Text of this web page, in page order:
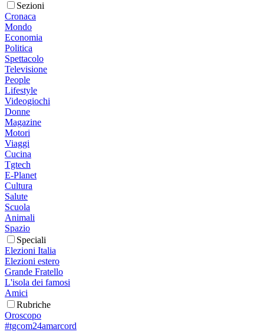
Sezioni
Cronaca
Mondo
Economia
Politica
Spettacolo
Televisione
People
Lifestyle
Videogiochi
Donne
Magazine
Motori
Viaggi
Cucina
Tgtech
E-Planet
Cultura
Salute
Scuola
Animali
Spazio
Speciali
Elezioni Italia
Elezioni estero
Grande Fratello
L'isola dei famosi
Amici
Rubriche
Oroscopo
#tgcom24amarcord